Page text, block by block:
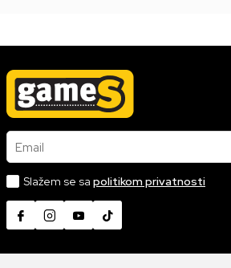
Email
Slažem se sa politikom privatnosti